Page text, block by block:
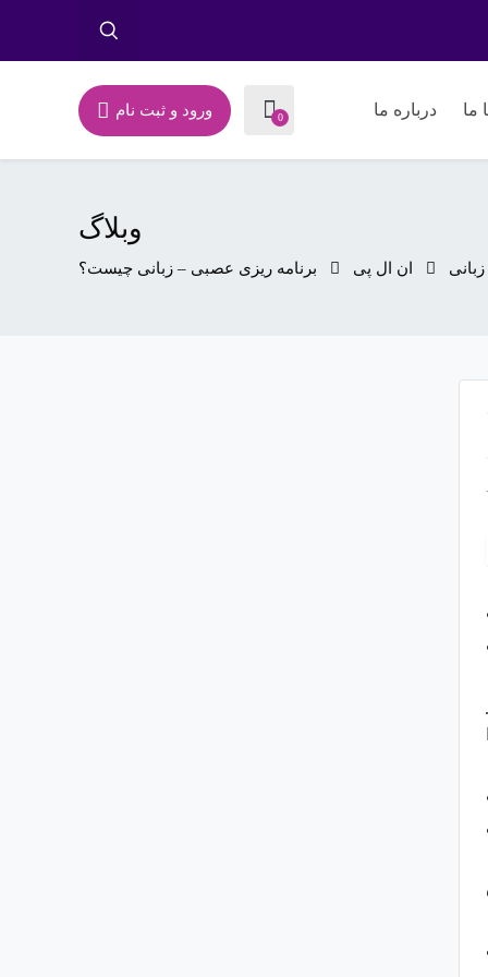
ما درباره ما 0 ورود و ثبت نام
وبلاگ
ان ال پی برنامه ریزی عصبی – زبانی چیست؟